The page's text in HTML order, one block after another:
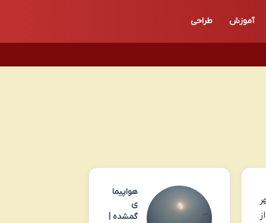
آموزش طراحی
هواپیما
ی
گمشده |